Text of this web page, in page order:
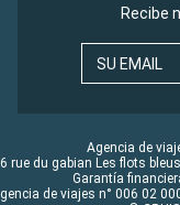
Recibe
SU EMAIL
Agencia de
rue du gabian Les flots
Garantía
de viajes n° 006 02